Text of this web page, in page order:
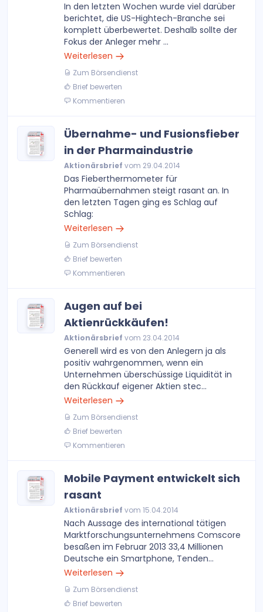
In den letzten Wochen wurde viel darüber
berichtet, die US-Hightech-Branche sei
komplett überbewertet. Deshalb sollte der
Fokus der Anleger mehr ...
Weiterlesen
Zum Börsendienst
Brief bewerten
Kommentieren
Übernahme- und Fusionsfieber
in der Pharmaindustrie
Aktionärsbrief vom 29.04.2014
Das Fieberthermometer für
Pharmaübernahmen steigt rasant an. In
den letzten Tagen ging es Schlag auf
Schlag:
Weiterlesen
Zum Börsendienst
Brief bewerten
Kommentieren
Augen auf bei
Aktienrückkäufen!
Aktionärsbrief vom 23.04.2014
Generell wird es von den Anlegern ja als
positiv wahrgenommen, wenn ein
Unternehmen überschüssige Liquidität in
den Rückkauf eigener Aktien stec...
Weiterlesen
Zum Börsendienst
Brief bewerten
Kommentieren
Mobile Payment entwickelt sich
rasant
Aktionärsbrief vom 15.04.2014
Nach Aussage des international tätigen
Marktforschungsunternehmens Comscore
besaßen im Februar 2013 33,4 Millionen
Deutsche ein Smartphone, Tenden...
Weiterlesen
Zum Börsendienst
Brief bewerten